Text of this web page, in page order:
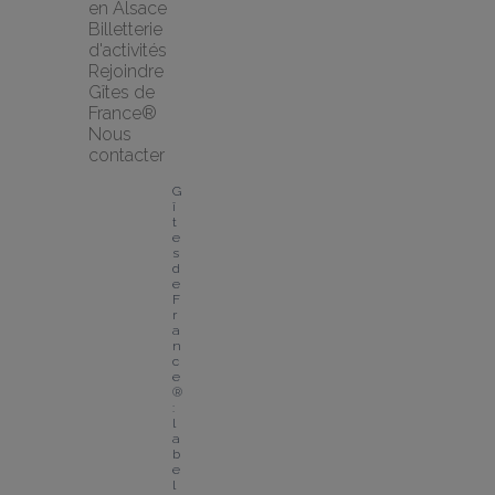
en Alsace
Billetterie
d'activités
Rejoindre
Gîtes de
France®
Nous
contacter
G
î
t
e
s
d
e
F
r
a
n
c
e
®
:
l
a
b
e
l